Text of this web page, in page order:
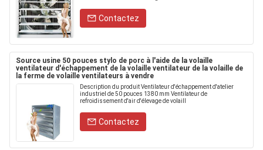
Contactez
Source usine 50 pouces stylo de porc à l'aide de la volaille
ventilateur d'échappement de la volaille ventilateur de la volaille de
la ferme de volaille ventilateurs à vendre
Description du produit Ventilateur d'échappement d'atelier
industriel de 50 pouces 1380 mm Ventilateur de
refroidissement d'air d'élevage de volaill
Contactez